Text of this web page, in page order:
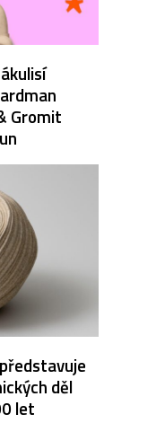
Gromit
děl
let